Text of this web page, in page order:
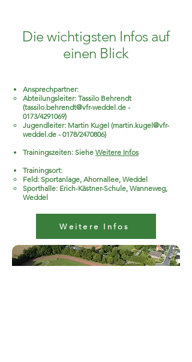
Die wichtigsten Infos auf
einen Blick
Ansprechpartner:
Abteilungsleiter: Tassilo Behrendt
(tassilo.behrendt@vfr-weddel.de -
0173/4291069)
Jugendleiter: Martin Kugel (martin.kugel@vfr-
weddel.de - 0178/2470806)
Trainingszeiten: Siehe Weitere Infos
Trainingsort:
Feld: Sportanlage, Ahornallee, Weddel
Sporthalle: Erich-Kästner-Schule, Wanneweg,
Weddel
Weitere Infos